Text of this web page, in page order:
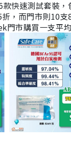
款快速測試套裝
，而門市則10
門市購買一支平